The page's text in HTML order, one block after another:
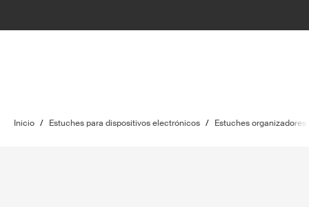
Inicio / Estuches para dispositivos electrónicos / Estuches